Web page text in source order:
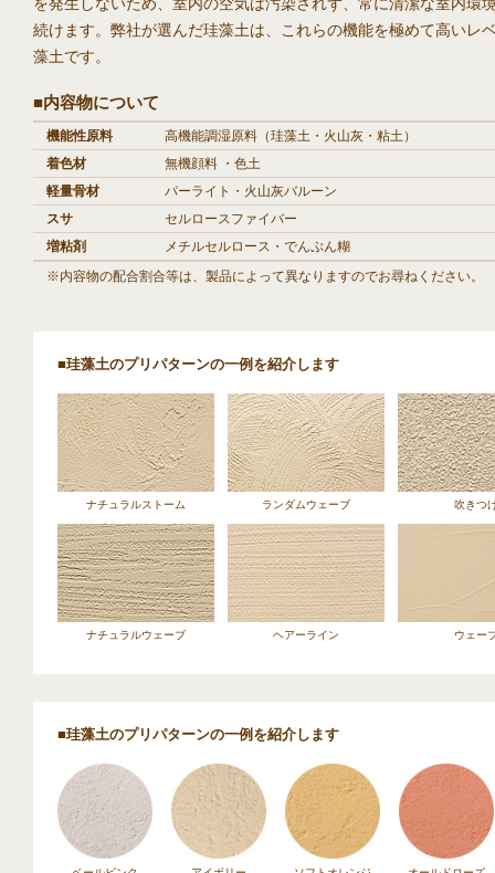
続けます。弊社が選んだ珪藻土は、これらの機能を極めて高いレ
藻土です。
■内容物について
機能性原料
高機能調湿原料（珪藻土・火山灰・粘土）
着色材
無機顔料 ・色土
軽量骨材
パーライト・火山灰バルーン
スサ
セルロースファイバー
増粘剤
メチルセルロース・でんぷん糊
※内容物の配合割合等は、製品によって異なりますのでお尋ねください。
■珪藻土のプリパターンの一例を紹介します
ナチュラルストーム ランダムウェーブ 吹きつ
ナチュラルウェーブ ヘアーライン ウェー
■珪藻土のプリパターンの一例を紹介します